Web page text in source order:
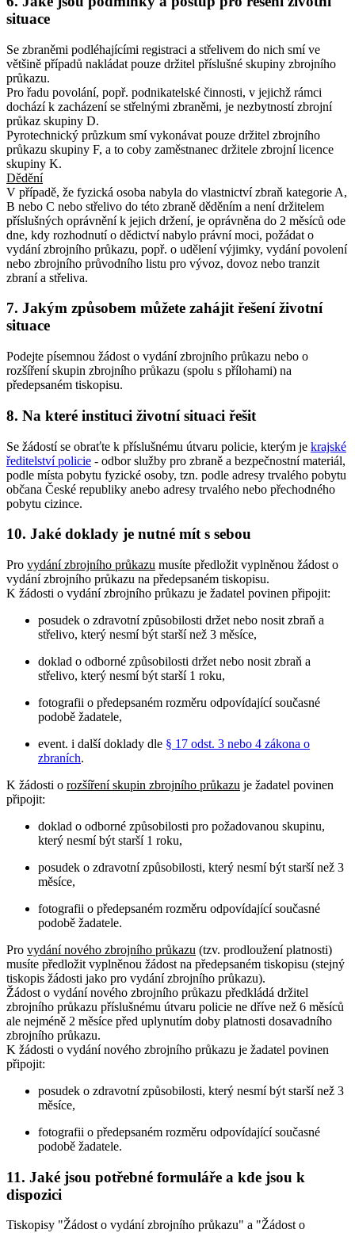
situace
Se zbraněmi podléhajícími registraci a střelivem do nich smí ve
většině případů nakládat pouze držitel příslušné skupiny zbrojního
průkazu.
Pro řadu povolání, popř. podnikatelské činnosti, v jejichž rámci
dochází k zacházení se střelnými zbraněmi, je nezbytností zbrojní
průkaz skupiny D.
Pyrotechnický průzkum smí vykonávat pouze držitel zbrojního
průkazu skupiny F, a to coby zaměstnanec držitele zbrojní licence
skupiny K.
Dědění
V případě, že fyzická osoba nabyla do vlastnictví zbraň kategorie A,
B nebo C nebo střelivo do této zbraně děděním a není držitelem
příslušných oprávnění k jejich držení, je oprávněna do 2 měsíců ode
dne, kdy rozhodnutí o dědictví nabylo právní moci, požádat o
vydání zbrojního průkazu, popř. o udělení výjimky, vydání povolení
nebo zbrojního průvodního listu pro vývoz, dovoz nebo tranzit
zbraní a střeliva.
7. Jakým způsobem můžete zahájit řešení životní
situace
Podejte písemnou žádost o vydání zbrojního průkazu nebo o
rozšíření skupin zbrojního průkazu (spolu s přílohami) na
předepsaném tiskopisu.
8. Na které instituci životní situaci řešit
Se žádostí se obraťte k příslušnému útvaru policie, kterým je krajské
ředitelství policie - odbor služby pro zbraně a bezpečnostní materiál,
podle místa pobytu fyzické osoby, tzn. podle adresy trvalého pobytu
občana České republiky anebo adresy trvalého nebo přechodného
pobytu cizince.
10. Jaké doklady je nutné mít s sebou
Pro vydání zbrojního průkazu musíte předložit vyplněnou žádost o
vydání zbrojního průkazu na předepsaném tiskopisu.
K žádosti o vydání zbrojního průkazu je žadatel povinen připojit:
posudek o zdravotní způsobilosti držet nebo nosit zbraň a
střelivo, který nesmí být starší než 3 měsíce,
doklad o odborné způsobilosti držet nebo nosit zbraň a
střelivo, který nesmí být starší 1 roku,
fotografii o předepsaném rozměru odpovídající současné
podobě žadatele,
event. i další doklady dle § 17 odst. 3 nebo 4 zákona o
zbraních.
K žádosti o rozšíření skupin zbrojního průkazu je žadatel povinen
připojit:
doklad o odborné způsobilosti pro požadovanou skupinu,
který nesmí být starší 1 roku,
posudek o zdravotní způsobilosti, který nesmí být starší než 3
měsíce,
fotografii o předepsaném rozměru odpovídající současné
podobě žadatele.
Pro vydání nového zbrojního průkazu (tzv. prodloužení platnosti)
musíte předložit vyplněnou žádost na předepsaném tiskopisu (stejný
tiskopis žádosti jako pro vydání zbrojního průkazu).
Žádost o vydání nového zbrojního průkazu předkládá držitel
zbrojního průkazu příslušnému útvaru policie ne dříve než 6 měsíců
ale nejméně 2 měsíce před uplynutím doby platnosti dosavadního
zbrojního průkazu.
K žádosti o vydání nového zbrojního průkazu je žadatel povinen
připojit:
posudek o zdravotní způsobilosti, který nesmí být starší než 3
měsíce,
fotografii o předepsaném rozměru odpovídající současné
podobě žadatele.
11. Jaké jsou potřebné formuláře a kde jsou k
dispozici
Tiskopisy "Žádost o vydání zbrojního průkazu" a "Žádost o